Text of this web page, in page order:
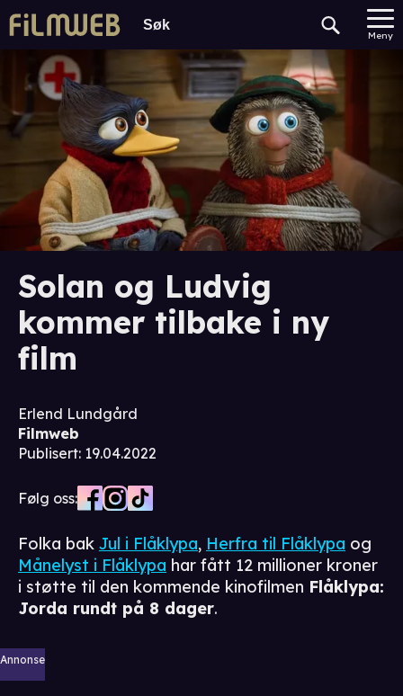
Meny
Solan og Ludvig
kommer tilbake i ny
film
Erlend Lundgård
Filmweb
Publisert: 19.04.2022
Følg oss:
Folka bak Jul i Flåklypa, Herfra til Flåklypa og
Månelyst i Flåklypa har fått 12 millioner kroner
i støtte til den kommende kinofilmen Flåklypa:
Jorda rundt på 8 dager.
Annonse